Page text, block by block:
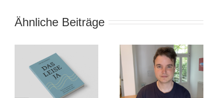
Ähnliche Beiträge